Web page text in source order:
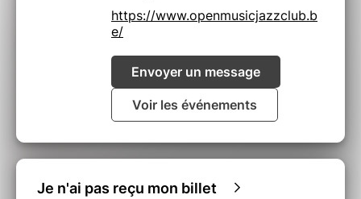
https://www.openmusicjazzclub.b
e/
Envoyer un message
Voir les événements
Je n'ai pas reçu mon billet